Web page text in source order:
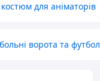
для аніматорів
ворота та